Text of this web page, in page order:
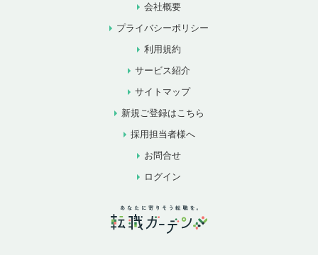
会社概要
プライバシーポリシー
利用規約
サービス紹介
サイトマップ
新規ご登録はこちら
採用担当者様へ
お問合せ
ログイン